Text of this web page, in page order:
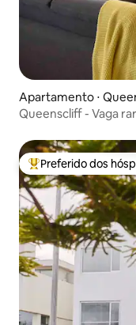
Apartamento ⋅
Queenscliff - Vaga
Entre os melhores
Preferido dos